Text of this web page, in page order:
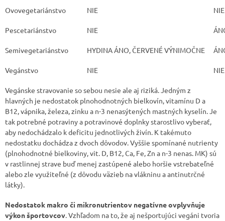
Ovovegetariánstvo NIE NIE
Pescetariánstvo NIE
Semivegetariánstvo HYDINA ÁNO, ČERVENÉ VÝNIMOČNE
Vegánstvo NIE NIE
Vegánske stravovanie so sebou nesie ale aj riziká. Jedným z
hlavných je nedostatok plnohodnotných bielkovín, vitamínu D a
B12, vápnika, železa, zinku a n-3 nenasýtených mastných kyselín. Je
tak potrebné potraviny a potravinové doplnky starostlivo vyberať,
aby nedochádzalo k deficitu jednotlivých živín. K takémuto
nedostatku dochádza z dvoch dôvodov. Vyššie spomínané nutrienty
(plnohodnotné bielkoviny, vit. D, B12, Ca, Fe, Zn a n-3 nenas. MK) sú
v rastlinnej strave buď menej zastúpené alebo horšie vstrebateľné
alebo zle využiteľné (z dôvodu väzieb na vlákninu a antinutrčné
látky).
Nedostatok makro či mikronutrientov negatívne ovplyvňuje
výkon športovcov . Vzhľadom na to, že aj nešportujúci vegáni tvoria